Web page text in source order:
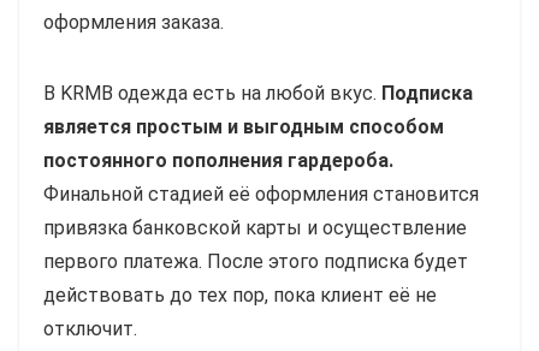
оформления заказа.
В KRMB одежда есть на любой вкус. Подписка
является простым и выгодным способом
постоянного пополнения гардероба.
Финальной стадией её оформления становится
привязка банковской карты и осуществление
первого платежа. После этого подписка будет
действовать до тех пор, пока клиент её не
отключит.